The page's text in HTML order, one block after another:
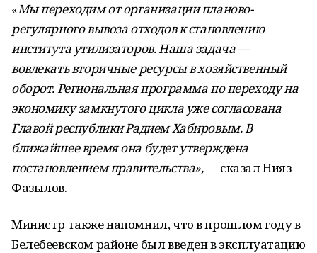
«Мы переходим от организации планово-
регулярного вывоза отходов к становлению
института утилизаторов. Наша задача —
вовлекать вторичные ресурсы в хозяйственный
оборот. Региональная программа по переходу на
экономику замкнутого цикла уже согласована
Главой республики Радием Хабировым. В
ближайшее время она будет утверждена
постановлением правительства»,— сказал Нияз
Фазылов.
Министр также напомнил, что в прошлом году в
Белебеевском районе был введен в эксплуатацию